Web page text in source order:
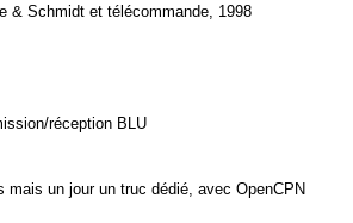
& Schmidt et télécommande, 1998
réception BLU
mais un jour un truc dédié, avec OpenCPN